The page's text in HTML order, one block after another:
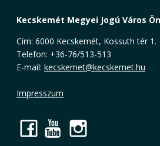
Kecskemét Megyei Jogú Város
Cím: 6000 Kecskemét, Kossuth tér 1.
Telefon: +36-76/513-513
E-mail: kecskemet@kecskemet.hu
Impresszum
Facebook
YouTube